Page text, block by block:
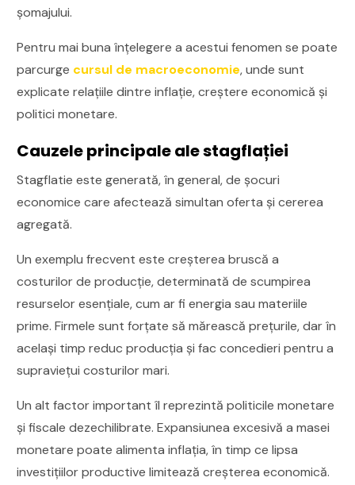
șomajului.
Pentru mai buna înțelegere a acestui fenomen se poate
parcurge cursul de macroeconomie, unde sunt
explicate relațiile dintre inflație, creștere economică și
politici monetare.
Cauzele principale ale stagflației
Stagflatie este generată, în general, de șocuri
economice care afectează simultan oferta și cererea
agregată.
Un exemplu frecvent este creșterea bruscă a
costurilor de producție, determinată de scumpirea
resurselor esențiale, cum ar fi energia sau materiile
prime. Firmele sunt forțate să mărească prețurile, dar în
același timp reduc producția și fac concedieri pentru a
supraviețui costurilor mari.
Un alt factor important îl reprezintă politicile monetare
și fiscale dezechilibrate. Expansiunea excesivă a masei
monetare poate alimenta inflația, în timp ce lipsa
investițiilor productive limitează creșterea economică.